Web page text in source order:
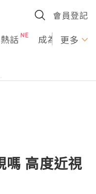
會員登記
話 成為U更多
嗎 高度近視